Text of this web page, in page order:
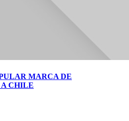
MARCA DE
CHILE